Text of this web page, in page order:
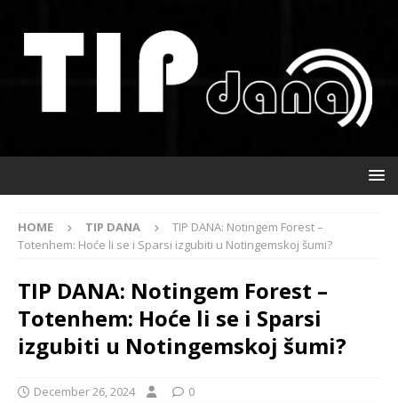
HOME TIP DANA
TIP DANA: Notingem Forest –
Totenhem: Hoće li se i Sparsi izgubiti u Notingemskoj šumi?
TIP DANA: Notingem Forest –
Totenhem: Hoće li se i Sparsi
izgubiti u Notingemskoj šumi?
December 26, 2024 0